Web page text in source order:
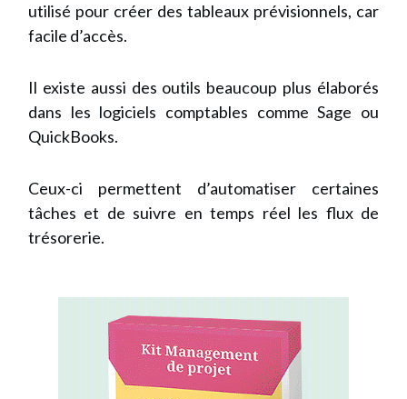
utilisé pour créer des tableaux prévisionnels, car
facile d’accès.
Il existe aussi des outils beaucoup plus élaborés
dans les logiciels comptables comme Sage ou
QuickBooks.
Ceux-ci permettent d’automatiser certaines
tâches et de suivre en temps réel les flux de
trésorerie.